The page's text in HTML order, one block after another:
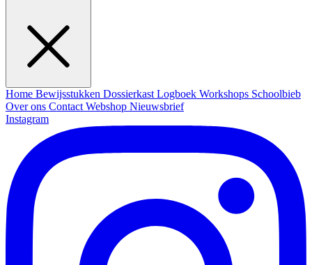
Home Bewijsstukken Dossierkast Logboek Workshops Schoolbieb
Over ons Contact Webshop Nieuwsbrief
Instagram